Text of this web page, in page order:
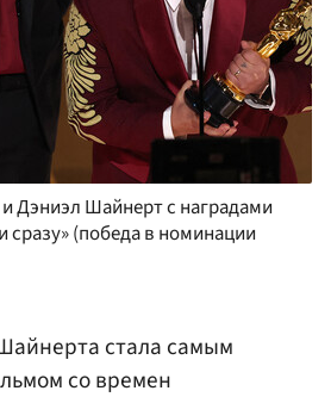
Дэниэл Шайнерт с наградами
сразу» (победа в номинации
стала самым
со времен